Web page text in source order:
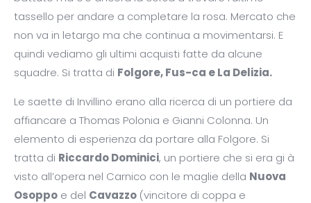
tassello per andare a completare la rosa. Mercato che
non va in letargo ma che continua a movimentarsi. E
quindi vediamo gli ultimi acquisti fatte da alcune
squadre. Si tratta di Folgore, Fus-ca e La Delizia.
Le saette di Invillino erano alla ricerca di un portiere da
affiancare a Thomas Polonia e Gianni Colonna. Un
elemento di esperienza da portare alla Folgore. Si
tratta di Riccardo Dominici, un portiere che si era gi à
visto all’opera nel Carnico con le maglie della Nuova
Osoppo e del Cavazzo (vincitore di coppa e